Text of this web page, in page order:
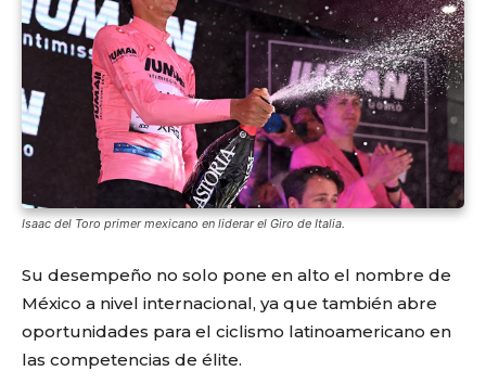
Isaac del Toro primer mexicano en liderar el Giro de Italia.
Su desempeño no solo pone en alto el nombre de
México a nivel internacional, ya que también abre
oportunidades para el ciclismo latinoamericano en
las competencias de élite.